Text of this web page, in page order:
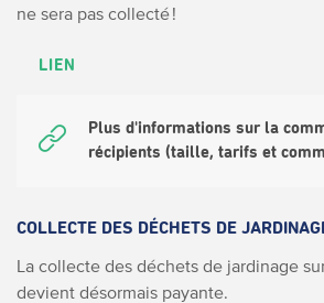
ne sera pas collecté !
LIEN
Plus d'informations sur la
récipients (taille, tarifs et
COLLECTE DES DÉCHETS DE
La collecte des déchets de jardinage
devient désormais payante.